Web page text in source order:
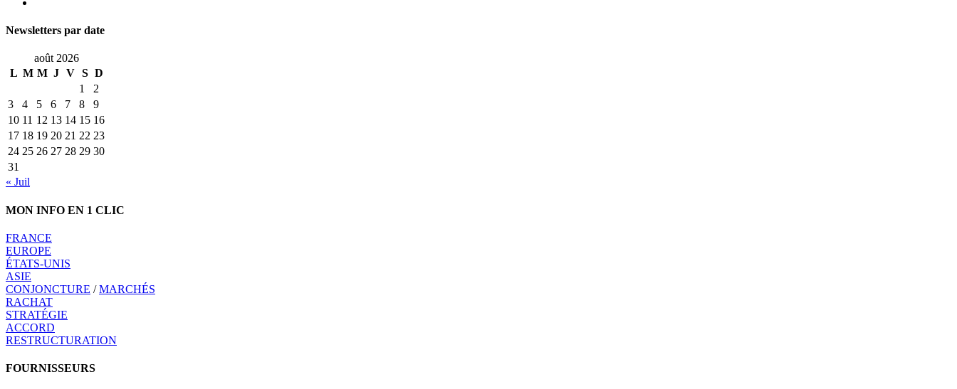
Newsletters par date
août 2026
L M M J V S D
1
2
3
4 5 6 7 8
9
10 11 12 13 14 15 16
17 18 19 20 21 22 23
24 25 26 27 28 29 30
31
« Juil
MON INFO EN 1 CLIC
FRANCE
EUROPE
ÉTATS-UNIS
ASIE
CONJONCTURE /MARCHÉS
RACHAT
STRATÉGIE
ACCORD
RESTRUCTURATION
FOURNISSEURS